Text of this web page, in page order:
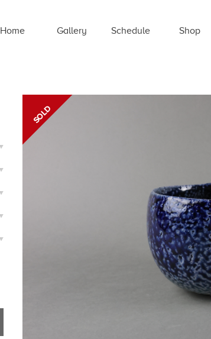
Home Gallery Schedule Shop